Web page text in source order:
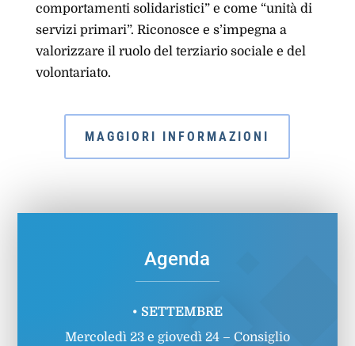
comportamenti solidaristici” e come “unità di
servizi primari”. Riconosce e s’impegna a
valorizzare il ruolo del terziario sociale e del
volontariato.
MAGGIORI INFORMAZIONI
Agenda
• SETTEMBRE
Mercoledì 23 e giovedì 24 – Consiglio